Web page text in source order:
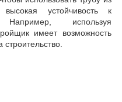
устойчивость к
Например, используя
имеет возможность
строительство.